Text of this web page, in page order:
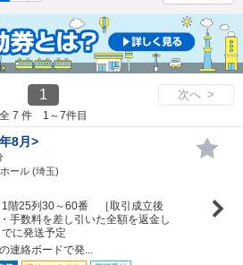
1 次へ >
全 7 件 1～7件目
8月>
ール (埼玉)
1階25列30～60番 ［取引成立後
手数料を差し引いた全額を返金し
に発送予定
連絡ボードで発...